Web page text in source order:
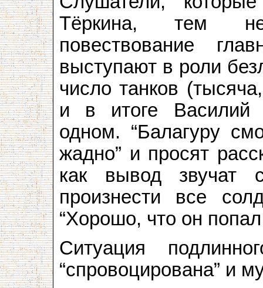
Тёркина, тем
повествование
выступают в роли
число танков
и в итоге Василий
одном. “Балагуру
жадно” и просят
как вывод звучат
произнести все
“Хорошо, что он
Ситуация
“спровоцирована” и